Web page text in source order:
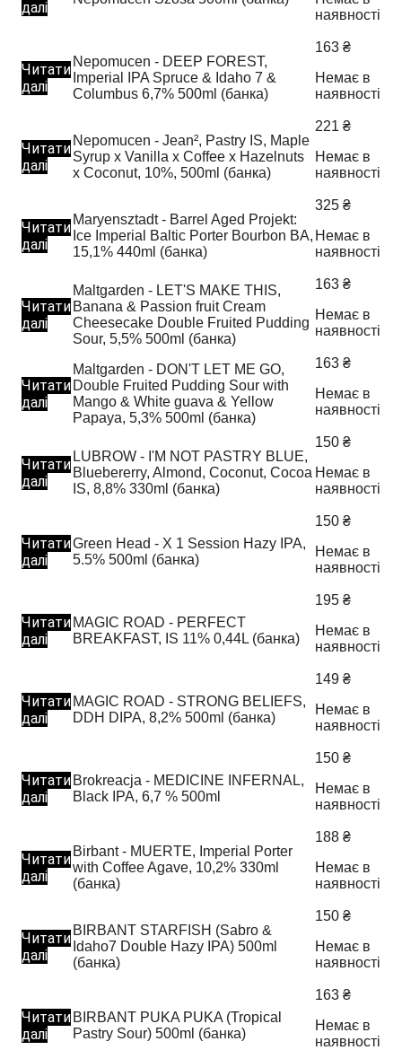
далі
наявності
Читати
далі
Nepomucen - DEEP FOREST,
Imperial IPA Spruce & Idaho 7 &
Columbus 6,7% 500ml (банка)
163 ₴
Немає в
наявності
Читати
далі
Nepomucen - Jean², Pastry IS, Maple
Syrup x Vanilla x Coffee x Hazelnuts
x Coconut, 10%, 500ml (банка)
221 ₴
Немає в
наявності
Читати
далі
Maryensztadt - Barrel Aged Projekt:
Ice Imperial Baltic Porter Bourbon BA,
15,1% 440ml (банка)
325 ₴
Немає в
наявності
Читати
далі
Maltgarden - LET'S MAKE THIS,
Banana & Passion fruit Cream
Cheesecake Double Fruited Pudding
Sour, 5,5% 500ml (банка)
163 ₴
Немає в
наявності
Читати
далі
Maltgarden - DON'T LET ME GO,
Double Fruited Pudding Sour with
Mango & White guava & Yellow
Papaya, 5,3% 500ml (банка)
163 ₴
Немає в
наявності
Читати
далі
LUBROW - I'M NOT PASTRY BLUE,
Bluebererry, Almond, Coconut, Cocoa
IS, 8,8% 330ml (банка)
150 ₴
Немає в
наявності
Читати
далі
Green Head - X 1 Session Hazy IPA,
5.5% 500ml (банка)
150 ₴
Немає в
наявності
Читати
далі
MAGIC ROAD - PERFECT
BREAKFAST, IS 11% 0,44L (банка)
195 ₴
Немає в
наявності
Читати
далі
MAGIC ROAD - STRONG BELIEFS,
DDH DIPA, 8,2% 500ml (банка)
149 ₴
Немає в
наявності
Читати
далі
Brokreacja - MEDICINE INFERNAL,
Black IPA, 6,7 % 500ml
150 ₴
Немає в
наявності
Читати
далі
Birbant - MUERTE, Imperial Porter
with Coffee Agave, 10,2% 330ml
(банка)
188 ₴
Немає в
наявності
Читати
далі
BIRBANT STARFISH (Sabro &
Idaho7 Double Hazy IPA) 500ml
(банка)
150 ₴
Немає в
наявності
Читати
далі
BIRBANT PUKA PUKA (Tropical
Pastry Sour) 500ml (банка)
163 ₴
Немає в
наявності